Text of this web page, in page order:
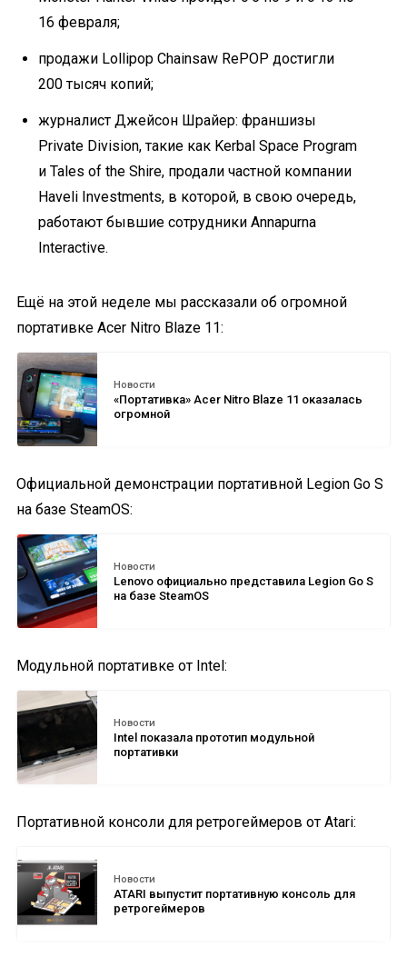
16 февраля;
продажи Lollipop Chainsaw RePOP достигли
200 тысяч копий;
журналист Джейсон Шрайер: франшизы
Private Division, такие как Kerbal Space Program
и Tales of the Shire, продали частной компании
Haveli Investments, в которой, в свою очередь,
работают бывшие сотрудники Annapurna
Interactive.
Ещё на этой неделе мы рассказали об огромной
портативке Acer Nitro Blaze 11:
Новости
«Портативка» Acer Nitro Blaze 11 оказалась
огромной
Официальной демонстрации портативной Legion Go S
на базе SteamOS:
Новости
Lenovo официально представила Legion Go S
на базе SteamOS
Модульной портативке от Intel:
Новости
Intel показала прототип модульной
портативки
Портативной консоли для ретрогеймеров от Atari:
Новости
ATARI выпустит портативную консоль для
ретрогеймеров